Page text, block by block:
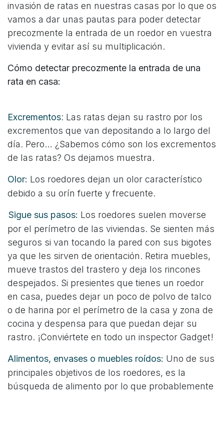
invasión de ratas en nuestras casas por lo que os
vamos a dar unas pautas para poder detectar
precozmente la entrada de un roedor en vuestra
vivienda y evitar así su multiplicación.
Cómo detectar precozmente la entrada de una
rata en casa:
Excrementos: Las ratas dejan su rastro por los
excrementos que van depositando a lo largo del
día. Pero… ¿Sabemos cómo son los excrementos
de las ratas? Os dejamos muestra.
Olor: Los roedores dejan un olor característico
debido a su orín fuerte y frecuente.
Sigue sus pasos: Los roedores suelen moverse
por el perímetro de las viviendas. Se sienten más
seguros si van tocando la pared con sus bigotes
ya que les sirven de orientación. Retira muebles,
mueve trastos del trastero y deja los rincones
despejados. Si presientes que tienes un roedor
en casa, puedes dejar un poco de polvo de talco
o de harina por el perímetro de la casa y zona de
cocina y despensa para que puedan dejar su
rastro. ¡Conviértete en todo un inspector Gadget!
Alimentos, envases o muebles roídos: Uno de sus
principales objetivos de los roedores, es la
búsqueda de alimento por lo que probablemente